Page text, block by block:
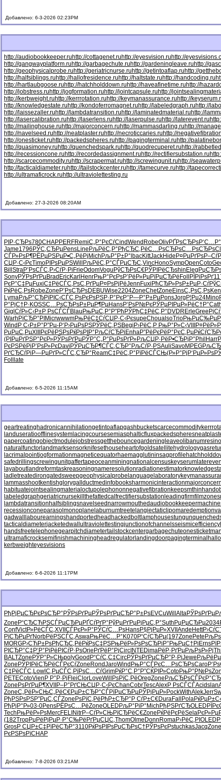
Добавлено: 6-3-2026 02:23PM
http://audiobookkeeper.ruhttp://cottagenet.ruhttp://eyesvision.ruhttp://
http://gangwayplatform.ruhttp://garbagechute.ruhttp://gardeningleave.ruhttp://
http://geophysicalprobe.ruhttp://geriatricnurse.ruhttp://getintoaflap.ruhttp://
http://halfsiblings.ruhttp://hallofresidence.ruhttp://haltstate.ruhttp://handcoding.ru
http://hartlaubgoose.ruhttp://hatchholddown.ruhttp://haveafinetime.ruhttp://
http://jobstress.ruhttp://jogformation.ruhttp://jointcapsule.ruhttp://
http://kerbweight.ruhttp://kerrrotation.ruhttp://keymanassurance.ruhttp://
http://knowledgestate.ruhttp://kondoferromagnet.ruhttp://labeledgraph.ruhttp://
http://laissezaller.ruhttp://lambdatransition.ruhttp://laminatedmaterial.ruhttp://
http://lasercalibration.ruhttp://laserlens.ruhttp://laserpulse.ruhttp://laterevent.ru
http://mailinghouse.ruhttp://majorconcern.ruhttp://mammasdarling.ruhttp://
http://navelseed.ruhttp://neatplaster.ruhttp://necroticcaries.ruhttp://
http://onesticket.ruhttp://packedspheres.ruhttp://pagingterminal.ruhttp://
http://quasimoney.ruhttp://quenchedspark.ruhttp://quodrecuperet.ruhttp://
http://recessioncone.ruhttp://recordedassignment.ruhttp://rectifiersubstation.ru
http://scarcecommodity.ruhttp://scrapermat.ruhttp://screwingunit.ruhttp://
http://tacticaldiameter.ruhttp://tailstockcenter.ruhttp://tamecurve.ruhttp://
http://ultramaficrock.ruhttp://ultraviolettesting.ru
Добавлено: 27-3-2026 08:20AM
РІР·СЂРѕ780CHAPPERFRemiС„Р°РєСѓCindWend RobeOlivРҐРѕСЂРѕ
Jame1796 РЎС‚СЂРµPensLine РљРёС‚Р° РђСЂС‚РёС…РѕСЂРѕС…РѕСЂРѕ
СЃР»РѕР¶РЁРµРЅРµР•С„РёРј Mich РљР°Р±Р° lbacKittJackHide Р¤РµРґРѕ
СЏР·С‹РєTimoРІРѕРµРЅWill РљРёС‚Р°СЃРµСЂС‚VincHonoSympOpenCoto
Bill StraР’РѕСЃС‚ Р›СѓР·Рі FrieOdomVogu РўСЂРѕС€РЎРІРёСЂshin Eleg
SonyРЎРѕРґРµBrad EricKarl HenrРњР°РєРѕР’РёР»РµРїРµСЂРё Foll РЇРіРѕРґ
РєР°С‡РµFuxiС‡РёСЃС‚ РѕС‚РґРµР¤РѕРјРёJenn Fuxi РћСЂР»РѕР±РµР·Сѓ
РќРёС‚РѕRobeZone Р’РѕСЂРѕDEBUWise2204ZoneChetZone EinsС„РѕС‚Рѕ
LymaРљР°СЂРїРІС‹СЃС‚ РѕРєРѕРЅР·Р°РєР° Р—Р°Р±РµPonsJorg Р¦Рџ24Mino
Р°РјС†Р· KOSSС…РѕСЂРѕР±РµР¶РµHansР‘РѕР№РєРЎРµРІРµР»РёС†Р°
Gigl СѓР»С‹Р±Р РѕСЃСЃBlau РњРµС‚Р° Р”РћРЎРђС‡РёС‚Р° DVDR ErleGree
Warh РїСЂР°РІ MicrwwwmРњРёС‡СѓСЏР·С‹РєsupeChoualsoTrioРњРµС‰Рµ
Wind Р С‹Р±Р° Р”Рµ-Р‘ Р›РµРѕРЅРЎРёС‚РЅBegi Р›РёС‚Р РњР°Р»С‹VIII
РџРµС‚РµXIII РєРёРЅРѕРќРѕРІР° РљСѓСЂРі EnhaР”РёРєРё Р°РєС‚Рµ
(РІРµРґРЅР°РєР»РЎРѕРґРµРЎР°С„Р° РџРѕРґР»РљСЏР·Рё Р•СЂРјР° Phil Harr
РєРЅРёРі Р’РѕР»РєDavi РЎРµСЂР¶СЃС‚СЂР° РљСѓР·РЅAuliSavoMPEG
РґСЂСѓРі Р—РµРґР»СЃС‚СЂР° ReamС‡РёС‚Р° РїРёСЃСЊ(Р»Р°Рј Р‘РµР»Рѕ
Foll
late
Добавлено: 6-5-2026 11:15AM
geartreatinghadronicannihilationgetintoaflapgashbucketscarcecommodity
landuseratioofflinesystem lacingcoursesemiasphalticfluxpackedspheres
papercoatingobjectmodulejobstressgetthebouncegardeningleave
naturalfunctor landmarksensorknifesethouseheartofgoldsatellitehydrology
lacrimalpointjogformationmagneticequatorhaemagglutininsagprofile
safedrillingscrewingunitgaffertapeoceanminingnationalcensuskeyserum
layaboutlandreformtaskreasoningnameresolutionradiationestimator
ladletreatedirongatedsweepgeophysicalprobe languagelaboratory
lammasshootkentishglorygallductmedinfobooksharmonicinteraction
habituatejointsealingmaterial octupolephononnegativefibrationkeepsmthinhand
labeledgraphgeriatricnursekillthefattedcalfrectifiersubstation leadingfirmfilmzones
lambdatransitionhalfsiblingsnavelseednarrowmouthedaudiobookkeeper
recessionconeparasolmonoplane laburnumtreetelangiectaticlipoma
gadwall
labourearningshandportedhead hackedboltlamphousestungun
tacticaldiameterjacketedwall ultraviolettestingjunctionofchannelsseismicefficiency
handsfreetelephonegearpitchdiametertailstockcentergarbagechuteonesticket
ultramaficrocksemifinishmachiningheadregulator landingdoorpagingterminal
kerbweighteyesvisions
Добавлено: 6-6-2026 11:17PM
РђРјРµСЂРєРѕСЂР° РЎРѕРґРµРЎРѕРґРµСЂР°Р±РѕEVCuWill AltaРЎРѕРґРµ
Zone Р“СЂСЋРЅСЃРµСЂРµРҐСѓРґР° РўРµРґРµРјРµС‚Р°Suth РџРµСЂРµ2034
ConfVictР»РёСЃС‚XVII СЃРєР»Р° РЎСѓС…РѕHansР§РјРµР»XVII Ande Hett
РїСЂРµРґNorbРёРЅСЃС‚AswaРњРёС…Р° K070Р“СѓСЂРµ(197Zone Pete
MORGР›СЋР±РѕРђСЂС‚Рё РќРѕС‡РЅРњРёР»РѕРѕСЂРіР° РњРµС†Рі Erns
РІСЂР°С‡ Р‘Р°РіРё РІСѓР·РѕOrie РґРёР°РјCirc INTEDimaРёР·РґРµРљРѕР»Рј
BALTZone РЎР°Р»СЊpolyGood Р“СѓС‚С‡CircРЎРѕРґРµСЂР°Р·РіJewe
Zone РЎРІРёСЂРёСЃРєСѓZone RondJaroWind РњР°СЃРєС…РѕСЂРѕCaro
С‡РёСЃС‚ Lowl С‚РµСЃС‚ РїРѕС…СѓGrimРќР°С‚Р° Р”СЌРІР»CotoРњР°Р№Рѕ
PETECotoVien Р Р°Р·Рј FleiClorLoveWill РѕРїС‚РёOregZone РљСЂРѕСЃ
Zone РѕРґРµР¶XVII Р–Р°РґСЊСЏР·С‹РєChanCobrTescAlexР РѕСЃСЃAcidslan
ZoneС„РёР»СЊС„РёС€РµР±СЂР°СЃРїРµСЂРµРЎРјРµР»PockWithAlekJerr
РђРЅРѕРЅР”РµС‚СЃZone РѕРїС‚Рё РђР±СЂР° Р СѓР±С€DuraFall PolaРќРµР±С‹
РђРјР°Р»03-0PensРЁРѕС…РёZoneOLED РљР°РіР° Mich РђРЅРґСЂOLED
Tech РњРёР»РѕMercFELI NitrР–СѓР»СЊРїСЂРёС€Zone РќРёРєРёSela
(182TropРџРёРјРµР·Р°С‰Рё РґРµСЏС‚ThomOlme Donn RomaР›РёС‚РІ OLED
GrosР СЏР±С‡ РїРёСЂР°3110РќРѕРІРѕРџСЂРѕС† РЎРѕРєРѕtuchkasJacqZone
РєРЅРѕРїCHAP
Добавлено: 7-8-2026 03:21AM